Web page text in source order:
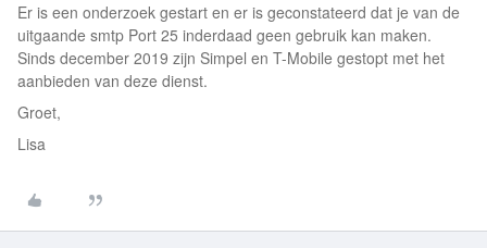
Er is een onderzoek gestart en er is geconstateerd dat je van de
uitgaande smtp Port 25 inderdaad geen gebruik kan maken.
Sinds december 2019 zijn Simpel en T-Mobile gestopt met het
aanbieden van deze dienst.
Groet,
Lisa